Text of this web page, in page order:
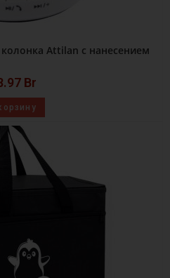
Attilan c нанесением
Br